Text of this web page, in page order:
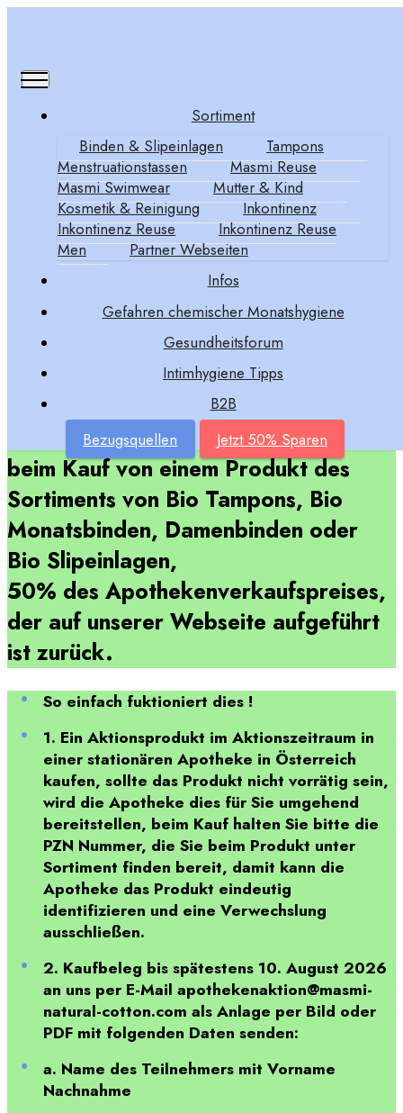
Sortiment
Binden & Slipeinlagen
Tampons
Menstruationstassen
Masmi Reuse
Masmi Swimwear
Mutter & Kind
Kosmetik & Reinigung
Inkontinenz
Inkontinenz Reuse
Inkontinenz Reuse
Men
Partner Webseiten
Infos
Gefahren chemischer Monatshygiene
Gesundheitsforum
Intimhygiene Tipps
B2B
Bezugsquellen
Jetzt 50% Sparen
APOTHEKEN - AKTION
50 % GELD ZURÜCK
MASMI ORGANIC CARE erstattet im
Aktionszeitraum bis Ende Juli 2026
beim Kauf von einem Produkt des
Sortiments von Bio Tampons, Bio
Monatsbinden, Damenbinden oder
Bio Slipeinlagen,
50% des Apothekenverkaufspreises,
der auf unserer Webseite aufgeführt
ist zurück.
So einfach fuktioniert dies !
1. Ein Aktionsprodukt im Aktionszeitraum in
einer stationären Apotheke in Österreich
kaufen, sollte das Produkt nicht vorrätig sein,
wird die Apotheke dies für Sie umgehend
bereitstellen, beim Kauf halten Sie bitte die
PZN Nummer, die Sie beim Produkt unter
Sortiment finden bereit, damit kann die
Apotheke das Produkt eindeutig
identifizieren und eine Verwechslung
ausschließen.
2. Kaufbeleg bis spätestens 10. August 2026
an uns per E-Mail apothekenaktion@masmi-
natural-cotton.com als Anlage per Bild oder
PDF mit folgenden Daten senden:
a. Name des Teilnehmers mit Vorname
Nachnahme